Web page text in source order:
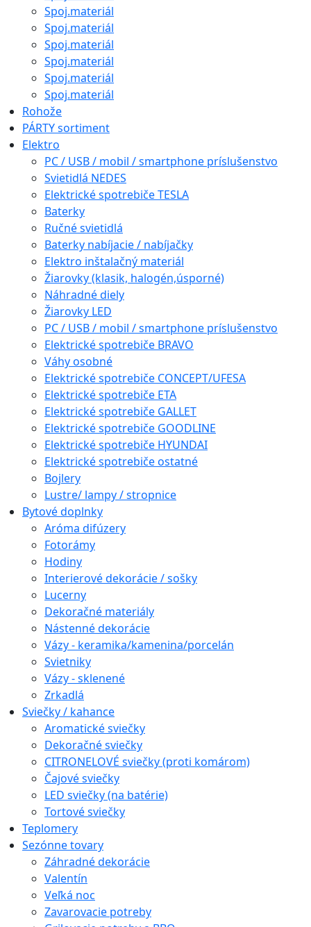
Spoj.materiál
Spoj.materiál
Spoj.materiál
Spoj.materiál
Spoj.materiál
Spoj.materiál
Rohože
PÁRTY sortiment
Elektro
PC / USB / mobil / smartphone príslušenstvo
Svietidlá NEDES
Elektrické spotrebiče TESLA
Baterky
Ručné svietidlá
Baterky nabíjacie / nabíjačky
Elektro inštalačný materiál
Žiarovky (klasik, halogén,úsporné)
Náhradné diely
Žiarovky LED
PC / USB / mobil / smartphone príslušenstvo
Elektrické spotrebiče BRAVO
Váhy osobné
Elektrické spotrebiče CONCEPT/UFESA
Elektrické spotrebiče ETA
Elektrické spotrebiče GALLET
Elektrické spotrebiče GOODLINE
Elektrické spotrebiče HYUNDAI
Elektrické spotrebiče ostatné
Bojlery
Lustre/ lampy / stropnice
Bytové doplnky
Aróma difúzery
Fotorámy
Hodiny
Interierové dekorácie / sošky
Lucerny
Dekoračné materiály
Nástenné dekorácie
Vázy - keramika/kamenina/porcelán
Svietniky
Vázy - sklenené
Zrkadlá
Sviečky / kahance
Aromatické sviečky
Dekoračné sviečky
CITRONELOVÉ sviečky (proti komárom)
Čajové sviečky
LED sviečky (na batérie)
Tortové sviečky
Teplomery
Sezónne tovary
Záhradné dekorácie
Valentín
Veľká noc
Zavarovacie potreby